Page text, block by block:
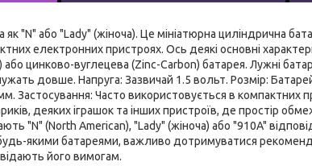
як "N" або "Lady" (жіноча). Це мініатюрна циліндрична
електронних пристроях. Ось деякі основні
цинково-вуглецева (Zinc-Carbon) батарея. Лужні
довше. Напруга: Зазвичай 1.5 вольт. Розмір:
Застосування: Часто використовується в компактних
деяких іграшок та інших пристроїв, де простір
"N" (North American), "Lady" (жіноча) або "910A"
якими батареями, важливо дотримуватися
його вимогам.